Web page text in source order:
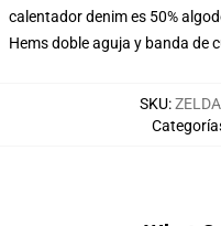
calentador denim es 50%
Hems doble aguja y banda de
SKU: